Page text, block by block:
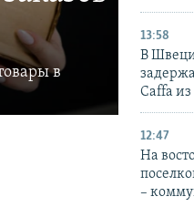
в
13:58
В
Caffa
12:47
На
–